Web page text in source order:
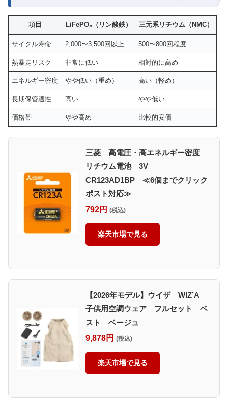
項目 LiFePO₄（リン酸鉄） 三元系リチウム（NMC）
サイクル寿命 2,000〜3,500回以上 500〜800回程度
熱暴走リスク 非常に低い 相対的に高め
エネルギー密度 やや低い（重め） 高い（軽め）
長期保管適性 高い やや低い
価格帯 やや高め 比較的安価
三菱 高電圧・高エネルギー密度
リチウム電池 3V
CR123AD1BP ≪6個までクリック
ポスト対応≫
792円 (税込)
楽天市場で見る
【2026年モデル】ウイザ WIZ’A
子供用空調ウェア フルセット ベ
スト ベージュ
9,878円 (税込)
楽天市場で見る